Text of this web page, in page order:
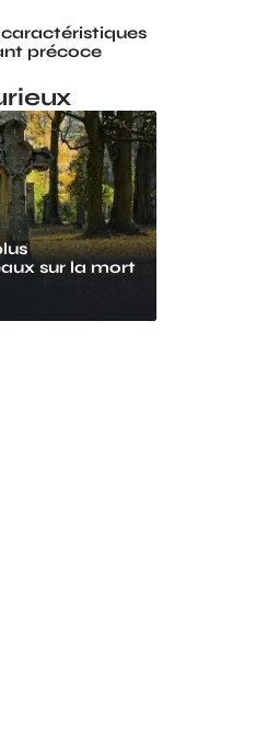
caractéristiques
précoce
sur la mort